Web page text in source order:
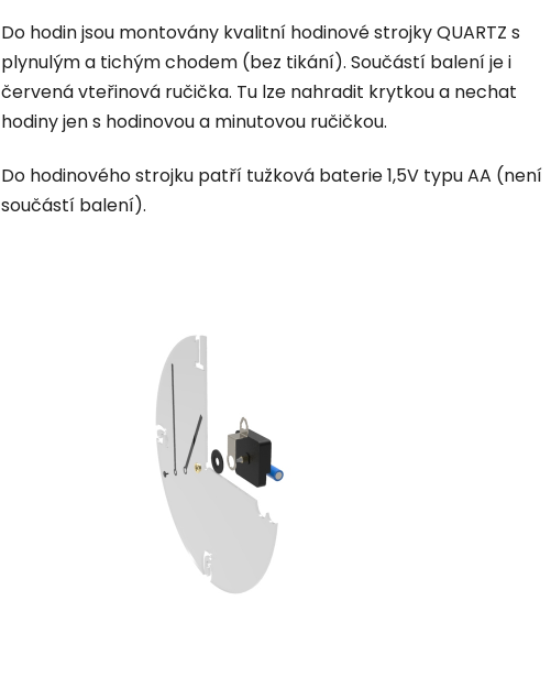
Do hodin jsou montovány kvalitní hodinové strojky QUARTZ s
plynulým a tichým chodem (bez tikání). Součástí balení je i
červená vteřinová ručička. Tu lze nahradit krytkou a nechat
hodiny jen s hodinovou a minutovou ručičkou.
Do hodinového strojku patří tužková baterie 1,5V typu AA (není
součástí balení).